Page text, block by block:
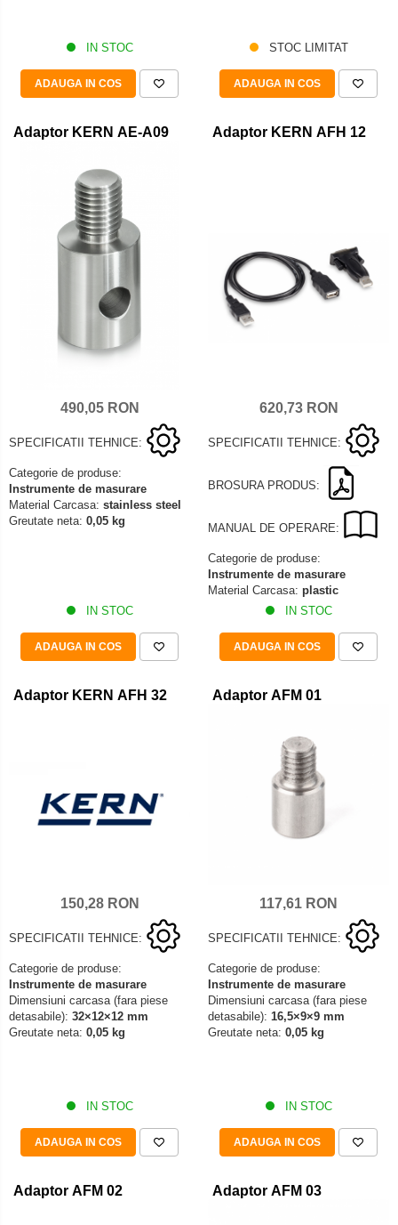
IN STOC
ADAUGA IN COS
STOC LIMITAT
ADAUGA IN COS
Adaptor KERN AE-A09
490,05 RON
SPECIFICATII TEHNICE:
Categorie de produse:
Instrumente de masurare
Material Carcasa: stainless steel
Greutate neta: 0,05 kg
IN STOC
ADAUGA IN COS
Adaptor KERN AFH 12
620,73 RON
SPECIFICATII TEHNICE:
BROSURA PRODUS:
MANUAL DE OPERARE:
Categorie de produse:
Instrumente de masurare
Material Carcasa: plastic
IN STOC
ADAUGA IN COS
Adaptor KERN AFH 32
150,28 RON
SPECIFICATII TEHNICE:
Categorie de produse:
Instrumente de masurare
Dimensiuni carcasa (fara piese
detasabile): 32×12×12 mm
Greutate neta: 0,05 kg
IN STOC
ADAUGA IN COS
Adaptor AFM 01
117,61 RON
SPECIFICATII TEHNICE:
Categorie de produse:
Instrumente de masurare
Dimensiuni carcasa (fara piese
detasabile): 16,5×9×9 mm
Greutate neta: 0,05 kg
IN STOC
ADAUGA IN COS
Adaptor AFM 02 Adaptor AFM 03